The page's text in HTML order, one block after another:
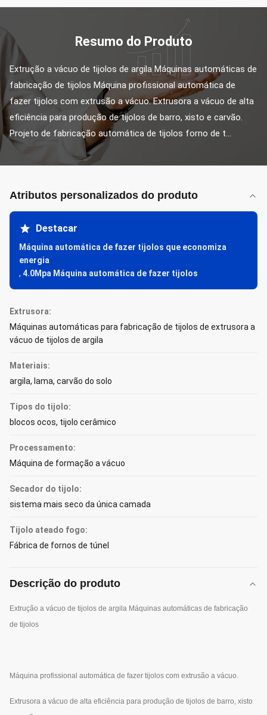
Resumo do Produto
Extrução a vácuo de tijolos de argila Máquinas automáticas de
fabricação de tijolos Máquina profissional automática de
fazer tijolos com extrusão a vácuo. Extrusora a vácuo de alta
eficiência para produção de tijolos de barro, xisto e carvão.
Projeto de fabricação automática de tijolos forno de t...
Atributos personalizados do produto
Destacar
Máquina automática de fazer tijolos que economiza
energia
, 4.0Mpa Máquina automática de fazer tijolos
Extrusora:
Máquinas automáticas para fabricação de tijolos de extrusora a
vácuo de tijolos de argila
Materiais:
argila, lama, carvão do solo
Tipos do tijolo:
blocos ocos, tijolo cerâmico
Processamento:
Máquina de formação a vácuo
Secador do tijolo:
sistema mais seco da única camada
Tijolo ateado fogo:
Fábrica de fornos de túnel
Descrição do produto
Extrução a vácuo de tijolos de argila Máquinas automáticas de fabricação
de tijolos
Máquina profissional automática de fazer tijolos com extrusão a vácuo.
Extrusora a vácuo de alta eficiência para produção de tijolos de barro, xisto